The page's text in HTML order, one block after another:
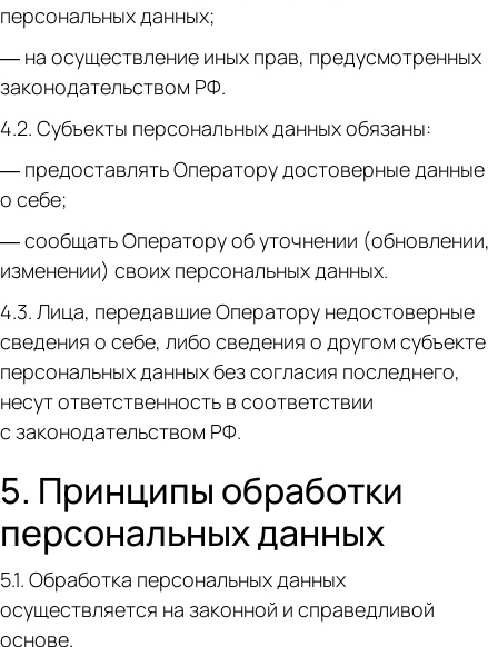
персональных данных;
— на осуществление иных прав, предусмотренных
законодательством РФ.
4.2. Субъекты персональных данных обязаны:
— предоставлять Оператору достоверные данные
о себе;
— сообщать Оператору об уточнении (обновлении,
изменении) своих персональных данных.
4.3. Лица, передавшие Оператору недостоверные
сведения о себе, либо сведения о другом субъекте
персональных данных без согласия последнего,
несут ответственность в соответствии
с законодательством РФ.
5. Принципы обработки
персональных данных
5.1. Обработка персональных данных
осуществляется на законной и справедливой
основе.